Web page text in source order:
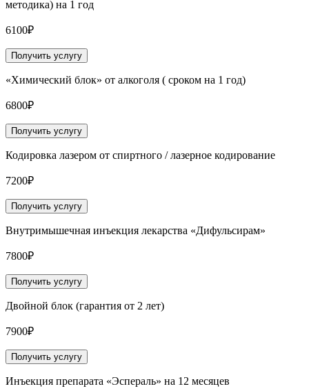
методика) на 1 год
6100₽
Получить услугу
«Химический блок» от алкоголя ( сроком на 1 год)
6800₽
Получить услугу
Кодировка лазером от спиртного / лазерное кодирование
7200₽
Получить услугу
Внутримышечная инъекция лекарства «Дифульсирам»
7800₽
Получить услугу
Двойной блок (гарантия от 2 лет)
7900₽
Получить услугу
Инъекция препарата «Эспераль» на 12 месяцев